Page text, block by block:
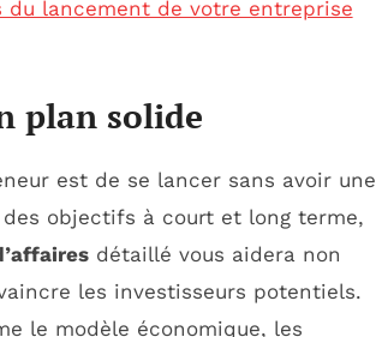
du lancement de votre entreprise
plan solide
est de se lancer sans avoir une
objectifs à court et long terme,
détaillé vous aidera non
les investisseurs potentiels.
le modèle économique, les